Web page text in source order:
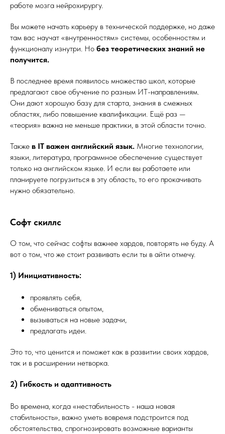
работе мозга нейрохирургу.
Вы можете начать карьеру в технической поддержке, но даже
там вас научат «внутренностям» системы, особенностям и
функционалу изнутри. Но без теоретических знаний не
получится.
В последнее время появилось множество школ, которые
предлагают свое обучение по разным ИТ-направлениям.
Они дают хорошую базу для старта, знания в смежных
областях, либо повышение квалификации. Ещё раз —
«теория» важна не меньше практики, в этой области точно.
Также в IT важен английский язык. Многие технологии,
языки, литература, программное обеспечение существует
только на английском языке. И если вы работаете или
планируете погрузиться в эту область, то его прокачивать
нужно обязательно.
Софт скиллс
О том, что сейчас софты важнее хардов, повторять не буду. А
вот о том, что же стоит развивать если ты в айти отмечу.
1) Инициативность:
проявлять себя,
обмениваться опытом,
вызываться на новые задачи,
предлагать идеи.
Это то, что ценится и поможет как в развитии своих хардов,
так и в расширении нетворка.
2) Гибкость и адаптивность
Во времена, когда «нестабильность - наша новая
стабильность», важно уметь вовремя подстроится под
обстоятельства, спрогнозировать возможные варианты